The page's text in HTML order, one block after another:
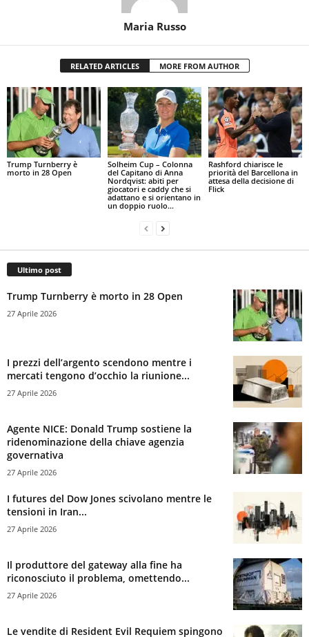
Maria Russo
RELATED ARTICLES MORE FROM AUTHOR
Trump Turnberry è
morto in 28 Open
Solheim Cup – Colonna
del Capitano di Anna
Nordqvist: abiti per
giocatori e caddy che si
adattano e si orientano in
un doppio ruolo...
Rashford chiarisce le
priorità del Barcellona in
attesa della decisione di
Flick
Ultimo post
Trump Turnberry è morto in 28 Open
27 Aprile 2026
I prezzi dell’argento scendono mentre i
mercati tengono d’occhio la riunione...
27 Aprile 2026
Agente NICE: Donald Trump sostiene la
ridenominazione della chiave agenzia
governativa
27 Aprile 2026
I futures del Dow Jones scivolano mentre le
tensioni in Iran...
27 Aprile 2026
Il produttore del gateway alla fine ha
riconosciuto il problema, omettendo...
27 Aprile 2026
Le vendite di Resident Evil Requiem spingono